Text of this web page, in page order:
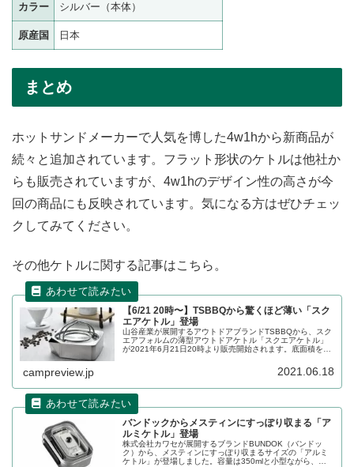
カラー シルバー（本体）
原産国 日本
まとめ
ホットサンドメーカーで人気を博した4w1hから新商品が
続々と追加されています。フラット形状のケトルは他社か
らも販売されていますが、4w1hのデザイン性の高さが今
回の商品にも反映されています。気になる方はぜひチェッ
クしてみてください。
その他ケトルに関する記事はこちら。
【6/21 20時〜】TSBBQから驚くほど薄い「スク
エアケトル」登場
山谷産業が展開するアウトドアブランドTSBBQから、スク
エアフォルムの薄型アウトドアケトル「スクエアケトル」
が2021年6月21日20時より販売開始されます。底面積を広
campreview.jp 2021.06.18
バンドックからメスティンにすっぽり収まる「ア
ルミケトル」登場
株式会社カワセが展開するブランドBUNDOK（バンドッ
ク）から、メスティンにすっぽり収まるサイズの「アルミ
ケトル」が登場しました。容量は350mlと小型ながら、メ